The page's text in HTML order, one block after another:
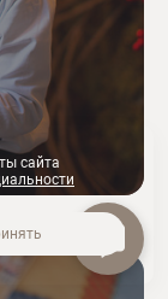
сайта